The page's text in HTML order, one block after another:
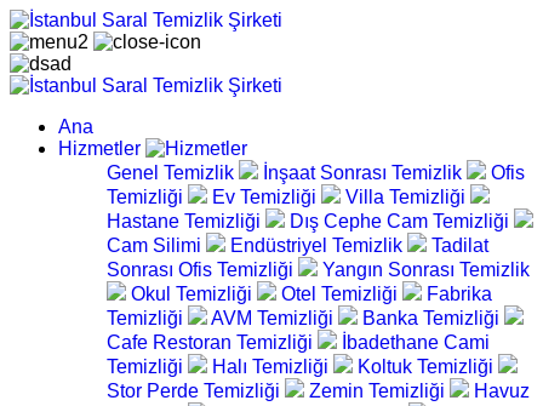
Ana
Hizmetler
Genel Temizlik
İnşaat Sonrası Temizlik
Ofis
Temizliği
Ev Temizliği
Villa Temizliği
Hastane Temizliği
Dış Cephe Cam Temizliği
Cam Silimi
Endüstriyel Temizlik
Tadilat
Sonrası Ofis Temizliği
Yangın Sonrası Temizlik
Okul Temizliği
Otel Temizliği
Fabrika
Temizliği
AVM Temizliği
Banka Temizliği
Cafe Restoran Temizliği
İbadethane Cami
Temizliği
Halı Temizliği
Koltuk Temizliği
Stor Perde Temizliği
Zemin Temizliği
Havuz